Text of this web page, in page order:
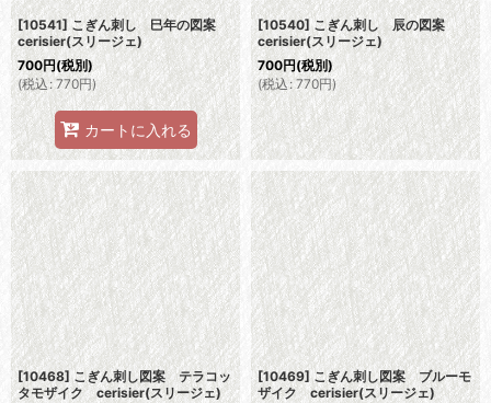
[10541] こぎん刺し 巳年の図案
cerisier(スリージェ)
700円(税別)
(税込: 770円)
カートに入れる
[10540] こぎん刺し 辰の図案
cerisier(スリージェ)
700円(税別)
(税込: 770円)
[10468] こぎん刺し図案 テラコッ
タモザイク cerisier(スリージェ)
[10469] こぎん刺し図案 ブルーモ
ザイク cerisier(スリージェ)